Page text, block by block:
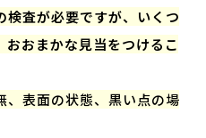
検査が必要ですが、いくつ
おまかな見当をつけるこ
、表面の状態、黒い点の場